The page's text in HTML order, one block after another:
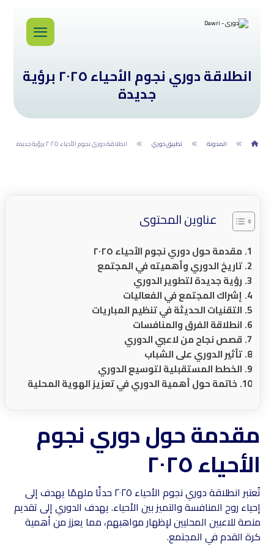
انطلاقة دوري نجوم الأحياء ٢٠٢٥ برؤية
جديدة
المدونة تطبيق دوري انطلاقة دوري نجوم الأحياء ٢٠٢٥ برؤية جديدة
عناوين المحتوى
مقدمة حول دوري نجوم الأحياء ٢٠٢٥
تاريخ الدوري وأهميته في المجتمع
رؤية جديدة لتطوير الدوري
إشراك المجتمع في الفعاليات
التقنيات الحديثة في تنظيم المباريات
انطلاقة الفرق والمنافسات
قصص نجاح من لاعبي الدوري
تأثير الدوري على الشباب
الخطط المستقبلية لتوسيع الدوري
خاتمة حول أهمية الدوري في تعزيز الهوية المحلية
مقدمة حول دوري نجوم
الأحياء ٢٠٢٥
تُعتبر انطلاقة دوري نجوم الأحياء ٢٠٢٥ حدثًا ملهمًا يهدف إلى
إحياء روح المنافسة والتميز بين الأحياء. يهدف الدوري إلى تقديم
منصة للاعبين المحليين لإظهار مواهبهم، مما يعزز من أهمية
كرة القدم في المجتمع.